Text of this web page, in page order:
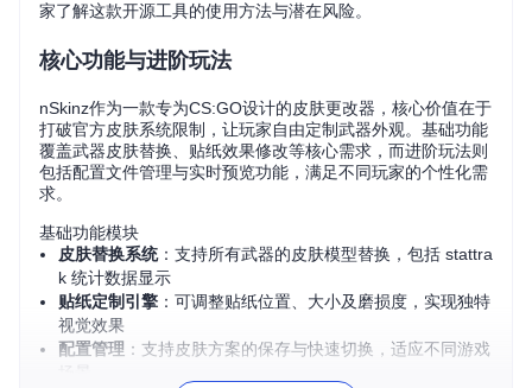
家了解这款开源工具的使用方法与潜在风险。
核心功能与进阶玩法
nSkinz作为一款专为CS:GO设计的皮肤更改器，核心价值在于
打破官方皮肤系统限制，让玩家自由定制武器外观。基础功能
覆盖武器皮肤替换、贴纸效果修改等核心需求，而进阶玩法则
包括配置文件管理与实时预览功能，满足不同玩家的个性化需
求。
基础功能模块
皮肤替换系统：支持所有武器的皮肤模型替换，包括 stattra
k 统计数据显示
贴纸定制引擎 ：可调整贴纸位置、大小及磨损度，实现独特
视觉效果
配置管理 ：支持皮肤方案的保存与快速切换，适应不同游戏